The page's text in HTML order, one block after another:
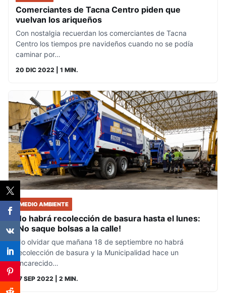
Comerciantes de Tacna Centro piden que
vuelvan los ariqueños
Con nostalgia recuerdan los comerciantes de Tacna
Centro los tiempos pre navideños cuando no se podía
caminar por…
20 DIC 2022 | 1 MIN.
MEDIO AMBIENTE
No habrá recolección de basura hasta el lunes:
¡No saque bolsas a la calle!
No olvidar que mañana 18 de septiembre no habrá
recolección de basura y la Municipalidad hace un
encarecido…
17 SEP 2022 | 2 MIN.